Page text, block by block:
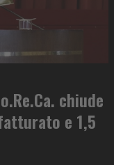
chiude
e 1,5